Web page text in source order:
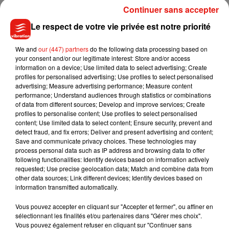
Fanny et Fabien ont lancé "Les Gugus" en 2019, à Vézelay
(Yonne).
Crédit :Les Gugus
Le respect de votre vie privée est notre priorité
We and our (447) partnersdo the following data processing based on
your consent and/or our legitimate interest: Store and/or access
information on a device; Use limited data to select advertising; Create
profiles for personalised advertising; Use profiles to select personalised
advertising; Measure advertising performance; Measure content
performance; Understand audiences through statistics or combinations
of data from different sources; Develop and improve services; Create
profiles to personalise content; Use profiles to select personalised
content; Use limited data to select content; Ensure security, prevent and
detect fraud, and fix errors; Deliver and present advertising and content;
Save and communicate privacy choices. These technologies may
process personal data such as IP address and browsing data to offer
following functionalities: Identify devices based on information actively
requested; Use precise geolocation data; Match and combine data from
other data sources; Link different devices; Identify devices based on
information transmitted automatically.
Vous pouvez accepter en cliquant sur "Accepter et fermer", ou affiner en
sélectionnant les finalités et/ou partenaires dans "Gérer mes choix".
Vous pouvez également refuser en cliquant sur "Continuer sans
Continuer sans accepter